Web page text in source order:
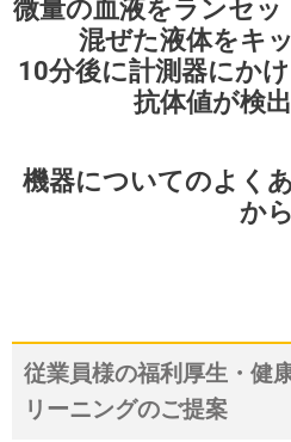
微量の血液をランセッ
混ぜた液体をキ
10分後に計測器にか
抗体値が検
機器についてのよく
から
従業員様の福利厚生・健
リーニングのご提案